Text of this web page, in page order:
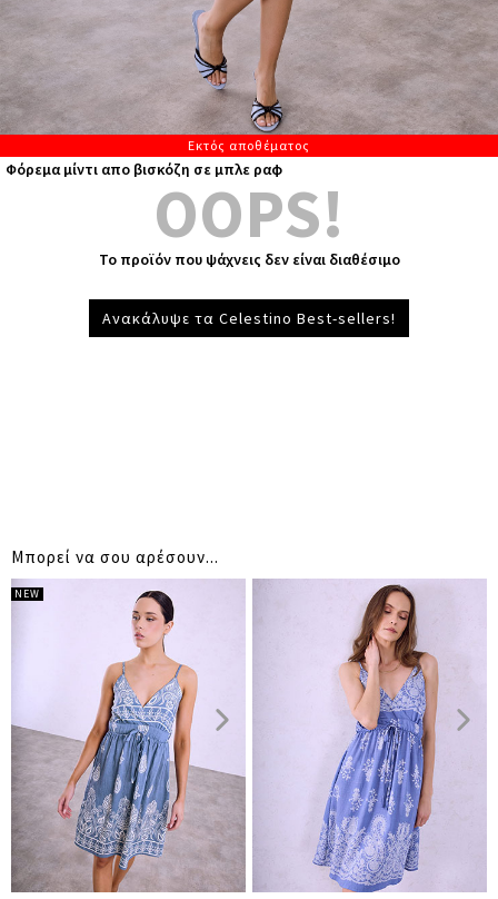
Εκτός αποθέματος
Φόρεμα μίντι απο βισκόζη σε μπλε ραφ
OOPS!
Το προϊόν που ψάχνεις δεν είναι διαθέσιμο
Ανακάλυψε τα Celestino Best-sellers!
Μπορεί να σου αρέσουν...
NEW